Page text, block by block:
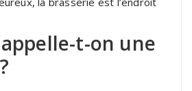
t-on une